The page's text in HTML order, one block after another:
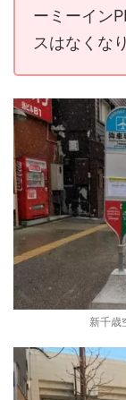
ーミーイン
スはなくな
新千歳